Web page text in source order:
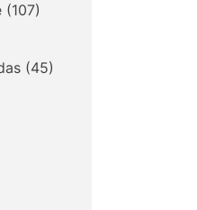
(107)
(45)